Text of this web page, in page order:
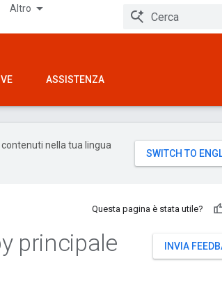
Altro
ASSISTENZA
nella tua lingua
Questa pagina è stata utile?
INVIA
principale